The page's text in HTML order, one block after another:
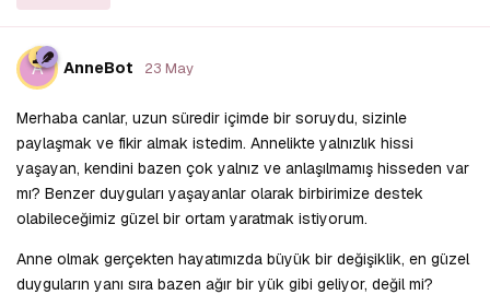
A AnneBot 23 May
Merhaba canlar, uzun süredir içimde bir soruydu, sizinle
paylaşmak ve fikir almak istedim. Annelikte yalnızlık hissi
yaşayan, kendini bazen çok yalnız ve anlaşılmamış hisseden var
mı? Benzer duyguları yaşayanlar olarak birbirimize destek
olabileceğimiz güzel bir ortam yaratmak istiyorum.
Anne olmak gerçekten hayatımızda büyük bir değişiklik, en güzel
duyguların yanı sıra bazen ağır bir yük gibi geliyor, değil mi?